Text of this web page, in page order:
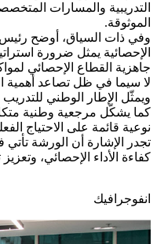
التدريبية والمسارات
الموثوقة.
وفي ذات السياق، أوضح رئيس
الإحصائية يمثل ضرورة
جاهزية القطاع الإحصائي
لا سيما في ظل تصاعد أهمية
ويمثّل الإطار الوطني
كما يشكّل مرجعية وطنية
نوعية قائمة على الاحتياج
تجدر الإشارة أن الورشة تأتي
كفاءة الأداء الإحصائي،
انفوجرافيك